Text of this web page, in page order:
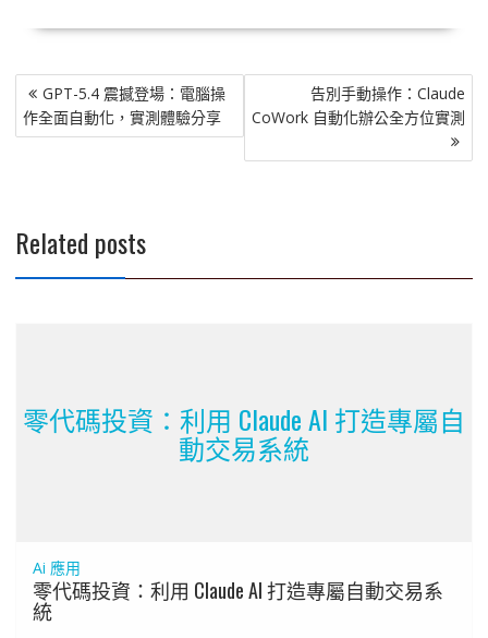
文
章
導
GPT-5.4 震撼登場：電腦操
作全面自動化，實測體驗分享
告別手動操作：Claude
CoWork 自動化辦公全方位實測
Related posts
零代碼投資：利用 Claude AI 打造專屬自
動交易系統
Ai 應用
零代碼投資：利用 Claude AI 打造專屬自動交易系
統